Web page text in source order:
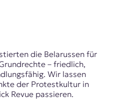
die Belarussen für
– friedlich,
Wir lassen
der Protestkultur in
Revue passieren.